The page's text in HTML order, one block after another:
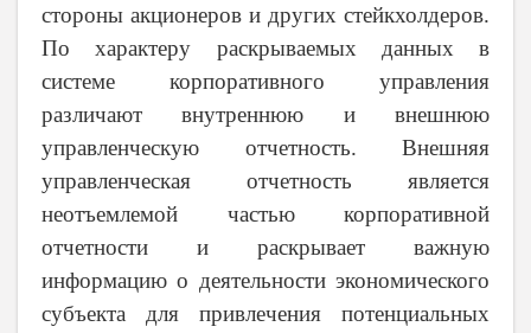
стороны акционеров и других стейкхолдеров.
По характеру раскрываемых данных в
системе корпоративного управления
различают внутреннюю и внешнюю
управленческую отчетность. Внешняя
управленческая отчетность является
неотъемлемой частью корпоративной
отчетности и раскрывает важную
информацию о деятельности экономического
субъекта для привлечения потенциальных